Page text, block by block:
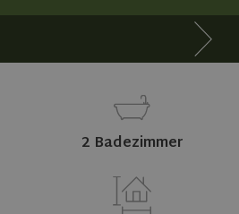
2 Badezimmer